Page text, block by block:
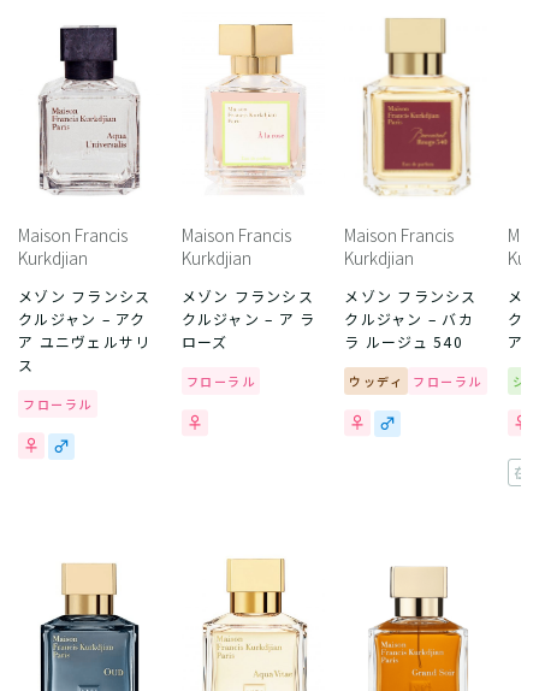
Maison Francis
Kurkdjian
メゾン フランシス
クルジャン – アク
ア ユニヴェルサリ
ス
フローラル
Maison Francis
Kurkdjian
メゾン フランシス
クルジャン – ア ラ
ローズ
フローラル
Maison Francis
Kurkdjian
メゾン フランシス
クルジャン – バカ
ラ ルージュ 540
ウッディ フローラル
メ
ク
ア
シ
在